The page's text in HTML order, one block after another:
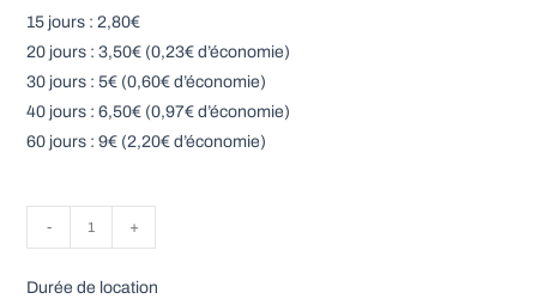
15 jours : 2,80€
20 jours : 3,50€ (0,23€ d’économie)
30 jours : 5€ (0,60€ d’économie)
40 jours : 6,50€ (0,97€ d’économie)
60 jours : 9€ (2,20€ d’économie)
de
Booster
- +
Durée de location